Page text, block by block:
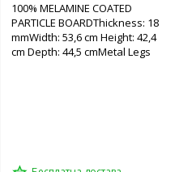
100% MELAMINE COATED
PARTICLE BOARDThickness: 18
mmWidth: 53,6 cm Height: 42,4
cm Depth: 44,5 cmMetal Legs